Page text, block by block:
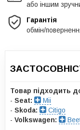
або іншим
Гарантія
обмін/
Товар підходить
- Seat:
Mii
- Skoda:
Citigo
- Volkswagen: